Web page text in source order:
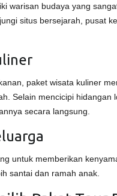
warisan budaya yang
situs bersejarah, pusat
paket wisata kuliner
Selain mencicipi
secara langsung.
untuk memberikan
santai dan ramah anak.